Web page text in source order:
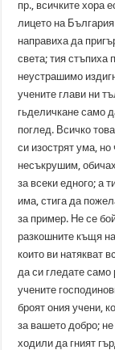
пр., всичките хора
лицето на
направиха да
света; тия стъпиха
неустрашимо
учените глави ни
гьделичкане само
поглед. Всичко
си изострят ума,
несъкрушим,
за всеки едного; а
има, стига да
за пример. Не се
разкошните къщя
които ви натякват
да си гледате
учените
броят ония учени,
за вашето добро; не
ходили да гният